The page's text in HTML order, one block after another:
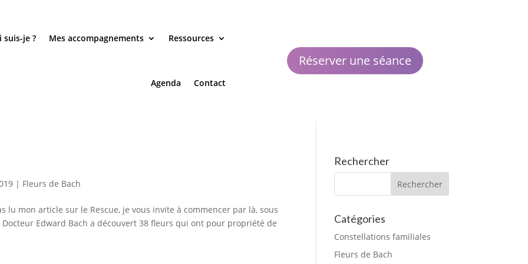
suis-je ? Mes accompagnements Ressources
Agenda Contact
Réserver une séance
| Fleurs de Bach
lu mon article sur le Rescue, je vous invite à commencer par là, sous
Edward Bach a découvert 38 fleurs qui ont pour propriété de
Rechercher
Catégories
Constellations familiales
Fleurs de Bach